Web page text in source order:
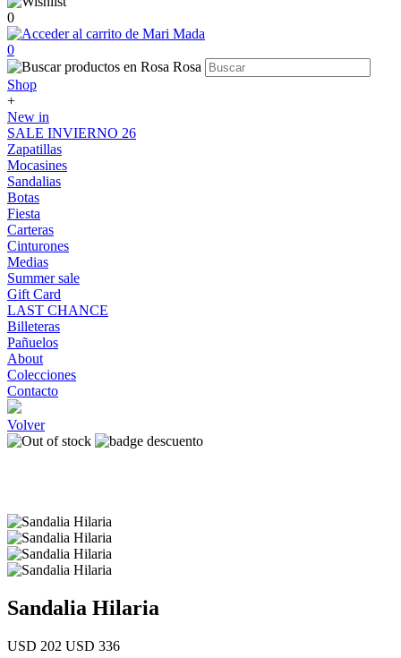
0
0
Shop
+
New in
SALE INVIERNO 26
Zapatillas
Mocasines
Sandalias
Botas
Fiesta
Carteras
Cinturones
Medias
Summer sale
Gift Card
LAST CHANCE
Billeteras
Pañuelos
About
Colecciones
Contacto
Volver
Sandalia Hilaria
USD 202 USD 336